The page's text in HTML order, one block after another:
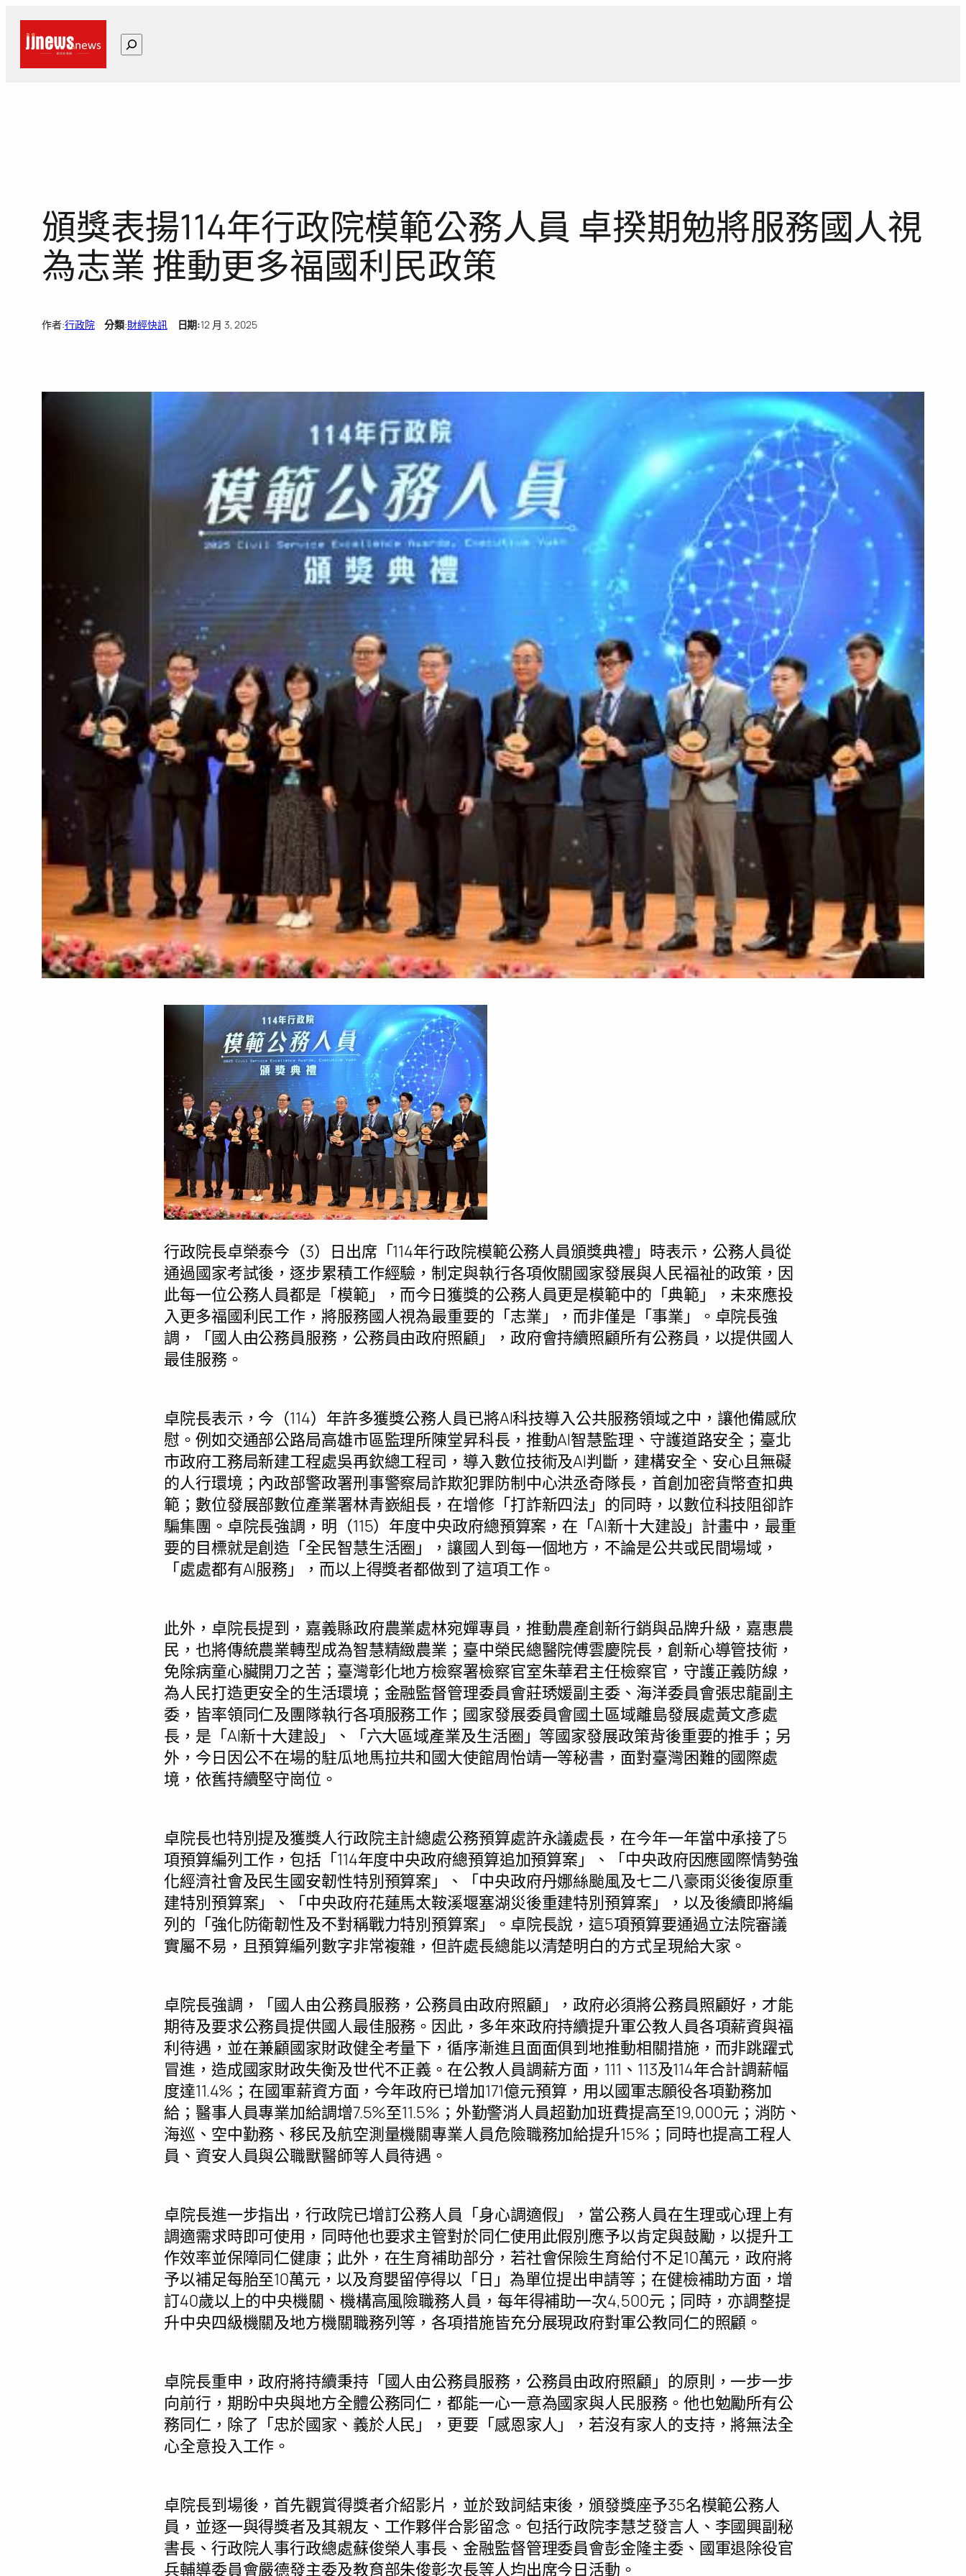
跳
搜
頒獎表揚114年行政院模範公務人員 卓揆期勉將服務國人視
為志業 推動更多福國利民政策
作者:行政院 分類:財經快訊 日期:12 月 3, 2025
行政院長卓榮泰今（3）日出席「114年行政院模範公務人員頒獎典禮」時表示，公務人員從
通過國家考試後，逐步累積工作經驗，制定與執行各項攸關國家發展與人民福祉的政策，因
此每一位公務人員都是「模範」，而今日獲獎的公務人員更是模範中的「典範」，未來應投
入更多福國利民工作，將服務國人視為最重要的「志業」，而非僅是「事業」。卓院長強
調，「國人由公務員服務，公務員由政府照顧」，政府會持續照顧所有公務員，以提供國人
最佳服務。
卓院長表示，今（114）年許多獲獎公務人員已將AI科技導入公共服務領域之中，讓他備感欣
慰。例如交通部公路局高雄市區監理所陳堂昇科長，推動AI智慧監理、守護道路安全；臺北
市政府工務局新建工程處吳再欽總工程司，導入數位技術及AI判斷，建構安全、安心且無礙
的人行環境；內政部警政署刑事警察局詐欺犯罪防制中心洪丞奇隊長，首創加密貨幣查扣典
範；數位發展部數位產業署林青嶔組長，在增修「打詐新四法」的同時，以數位科技阻卻詐
騙集團。卓院長強調，明（115）年度中央政府總預算案，在「AI新十大建設」計畫中，最重
要的目標就是創造「全民智慧生活圈」，讓國人到每一個地方，不論是公共或民間場域，
「處處都有AI服務」，而以上得獎者都做到了這項工作。
此外，卓院長提到，嘉義縣政府農業處林宛嬋專員，推動農產創新行銷與品牌升級，嘉惠農
民，也將傳統農業轉型成為智慧精緻農業；臺中榮民總醫院傅雲慶院長，創新心導管技術，
免除病童心臟開刀之苦；臺灣彰化地方檢察署檢察官室朱華君主任檢察官，守護正義防線，
為人民打造更安全的生活環境；金融監督管理委員會莊琇媛副主委、海洋委員會張忠龍副主
委，皆率領同仁及團隊執行各項服務工作；國家發展委員會國土區域離島發展處黃文彥處
長，是「AI新十大建設」、「六大區域產業及生活圈」等國家發展政策背後重要的推手；另
外，今日因公不在場的駐瓜地馬拉共和國大使館周怡靖一等秘書，面對臺灣困難的國際處
境，依舊持續堅守崗位。
卓院長也特別提及獲獎人行政院主計總處公務預算處許永議處長，在今年一年當中承接了5
項預算編列工作，包括「114年度中央政府總預算追加預算案」、「中央政府因應國際情勢強
化經濟社會及民生國安韌性特別預算案」、「中央政府丹娜絲颱風及七二八豪雨災後復原重
建特別預算案」、「中央政府花蓮馬太鞍溪堰塞湖災後重建特別預算案」，以及後續即將編
列的「強化防衛韌性及不對稱戰力特別預算案」。卓院長說，這5項預算要通過立法院審議
實屬不易，且預算編列數字非常複雜，但許處長總能以清楚明白的方式呈現給大家。
卓院長強調，「國人由公務員服務，公務員由政府照顧」，政府必須將公務員照顧好，才能
期待及要求公務員提供國人最佳服務。因此，多年來政府持續提升軍公教人員各項薪資與福
利待遇，並在兼顧國家財政健全考量下，循序漸進且面面俱到地推動相關措施，而非跳躍式
冒進，造成國家財政失衡及世代不正義。在公教人員調薪方面，111、113及114年合計調薪幅
度達11.4%；在國軍薪資方面，今年政府已增加171億元預算，用以國軍志願役各項勤務加
給；醫事人員專業加給調增7.5%至11.5%；外勤警消人員超勤加班費提高至19,000元；消防、
海巡、空中勤務、移民及航空測量機關專業人員危險職務加給提升15%；同時也提高工程人
員、資安人員與公職獸醫師等人員待遇。
卓院長進一步指出，行政院已增訂公務人員「身心調適假」，當公務人員在生理或心理上有
調適需求時即可使用，同時他也要求主管對於同仁使用此假別應予以肯定與鼓勵，以提升工
作效率並保障同仁健康；此外，在生育補助部分，若社會保險生育給付不足10萬元，政府將
予以補足每胎至10萬元，以及育嬰留停得以「日」為單位提出申請等；在健檢補助方面，增
訂40歲以上的中央機關、機構高風險職務人員，每年得補助一次4,500元；同時，亦調整提
升中央四級機關及地方機關職務列等，各項措施皆充分展現政府對軍公教同仁的照顧。
卓院長重申，政府將持續秉持「國人由公務員服務，公務員由政府照顧」的原則，一步一步
向前行，期盼中央與地方全體公務同仁，都能一心一意為國家與人民服務。他也勉勵所有公
務同仁，除了「忠於國家、義於人民」，更要「感恩家人」，若沒有家人的支持，將無法全
心全意投入工作。
卓院長到場後，首先觀賞得獎者介紹影片，並於致詞結束後，頒發獎座予35名模範公務人
員，並逐一與得獎者及其親友、工作夥伴合影留念。包括行政院李慧芝發言人、李國興副秘
書長、行政院人事行政總處蘇俊榮人事長、金融監督管理委員會彭金隆主委、國軍退除役官
兵輔導委員會嚴德發主委及教育部朱俊彰次長等人均出席今日活動。